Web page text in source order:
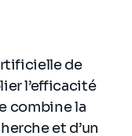
de
l’efficacité
combine la
et d’un